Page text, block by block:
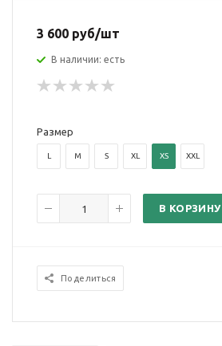
3 600 руб/шт
В наличии: есть
Размер
L M S XL XS XXL
В КОРЗИНУ
Поделиться